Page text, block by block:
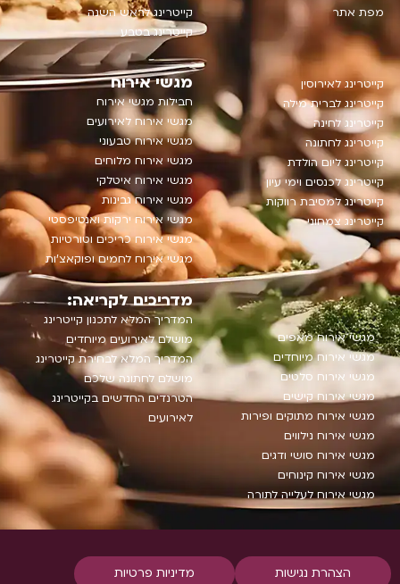
מפת אתר
קייטרינג לראש השנה
קייטרינג בטבע
קייטרינג לאירוסין
קייטרינג לברית מילה
קייטרינג לחינה
קייטרינג לחתונה
קייטרינג ליום הולדת
קייטרינג לכנסים וימי עיון
קייטרינג למסיבת רווקות
קייטרינג צמחוני
מגשי אירוח
חבילות מגשי אירוח
מגשי אירוח לאירועים
מגשי אירוח טבעוני
מגשי אירוח מלוחים
מגשי אירוח איטלקי
מגשי אירוח גבינות
מגשי אירוח ירקות ואנטיפסטי
מגשי אירוח כריכים וטורטיות
מגשי אירוח לחמים ופוקאצ'ות
מגשי אירוח מאפים
מגשי אירוח מיוחדים
מגשי אירוח סלטים
מגשי אירוח קישים
מגשי אירוח מתוקים ופירות
מגשי אירוח נילווים
מגשי אירוח סושי ודגים
מגשי אירוח קינוחים
מגשי אירוח לעלייה לתורה
מדריכים לקריאה:
המדריך המלא לתכנון קייטרינג
מושלם לאירועים מיוחדים
המדריך המלא לבחירת קייטרינג
מושלם לחתונה שלכם
הטרנדים החדשים בקייטרינג
לאירועים
הצהרת נגישות מדיניות פרטיות